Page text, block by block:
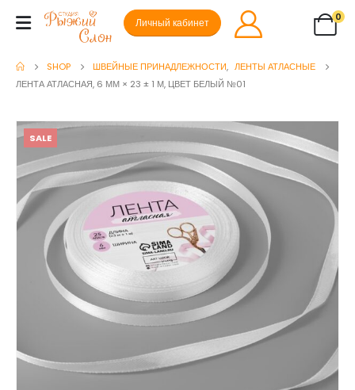
Личный кабинет
0
SHOP ШВЕЙНЫЕ ПРИНАДЛЕЖНОСТИ, ЛЕНТЫ АТЛАСНЫЕ
ЛЕНТА АТЛАСНАЯ, 6 ММ × 23 ± 1 М, ЦВЕТ БЕЛЫЙ №01
SALE